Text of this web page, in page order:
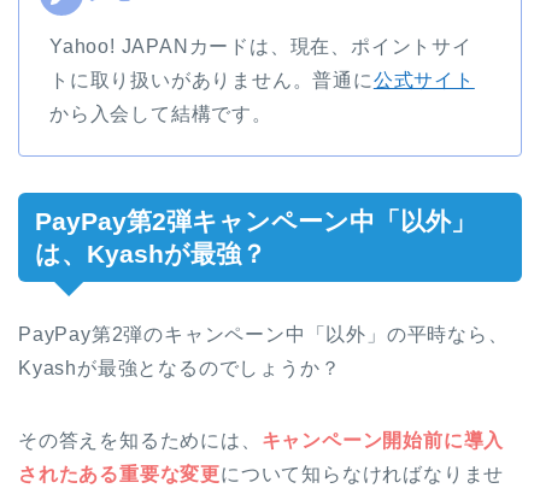
Yahoo! JAPANカードは、現在、ポイントサイ
トに取り扱いがありません。普通に公式サイト
から入会して結構です。
PayPay第2弾キャンペーン中「以外」
は、Kyashが最強？
PayPay第2弾のキャンペーン中「以外」の平時なら、
Kyashが最強となるのでしょうか？
その答えを知るためには、 キャンペーン開始前に導入
されたある重要な変更について知らなければなりませ